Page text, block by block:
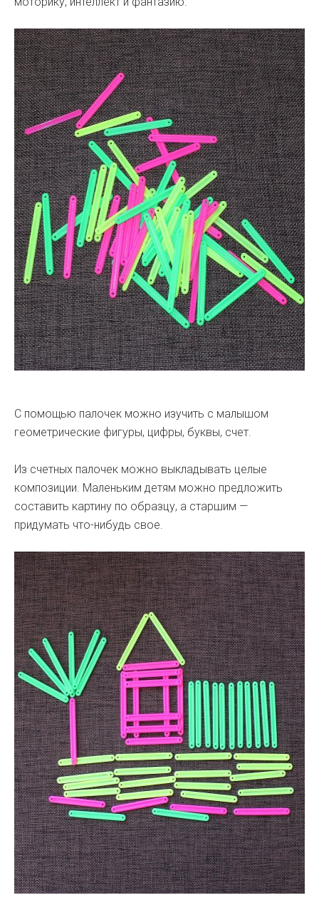
С помощью палочек можно изучить с малышом
геометрические фигуры, цифры, буквы, счет.
Из счетных палочек можно выкладывать целые
композиции. Маленьким детям можно предложить
составить картину по образцу, а старшим —
придумать что-нибудь свое.